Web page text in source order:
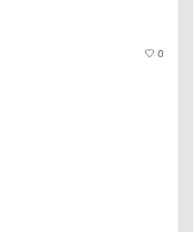
0